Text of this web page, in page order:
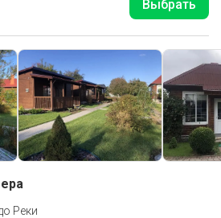
Выбрать
Реки